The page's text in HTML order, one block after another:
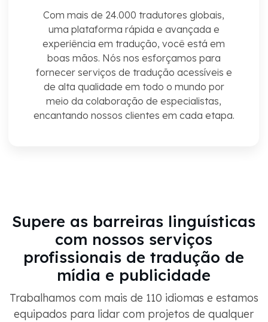
Com mais de 24.000 tradutores globais,
uma plataforma rápida e avançada e
experiência em tradução, você está em
boas mãos. Nós nos esforçamos para
fornecer serviços de tradução acessíveis e
de alta qualidade em todo o mundo por
meio da colaboração de especialistas,
encantando nossos clientes em cada etapa.
Supere as barreiras linguísticas
com nossos serviços
profissionais de tradução de
mídia e publicidade
Trabalhamos com mais de 110 idiomas e estamos
equipados para lidar com projetos de qualquer